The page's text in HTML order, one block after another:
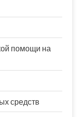
помощи на
средств